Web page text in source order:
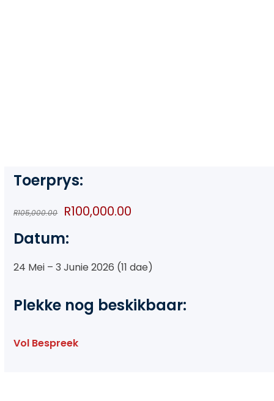
Toerprys:
R105,000.00
Original
was:
R105,000.00.
R100,000.00
R100,000.00.
Datum:
24 Mei – 3 Junie 2026 (11 dae)
Plekke nog beskikbaar:
Vol Bespreek